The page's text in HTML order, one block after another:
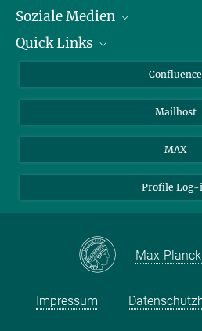
Soziale Medien
LinkedIn
YouTube
Quick Links
Für Journalisten und
Über Tiere in der Forschung
Ihr Weg zu uns
Confluence
Mailhost
MAX
Profile Log-
Max-
Impressum